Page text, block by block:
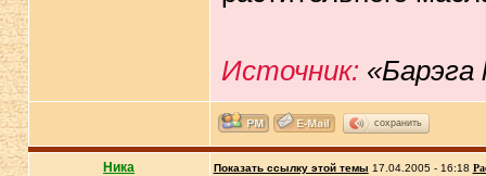
Источник: «Барэга
сохранить
Ника Показать ссылку этой темы 17.04.2005 - 16:18